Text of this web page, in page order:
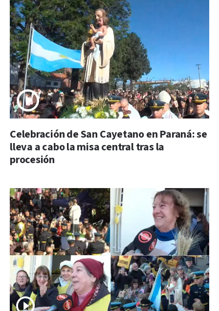
Celebración de San Cayetano en Paraná: se
lleva a cabo la misa central tras la
procesión